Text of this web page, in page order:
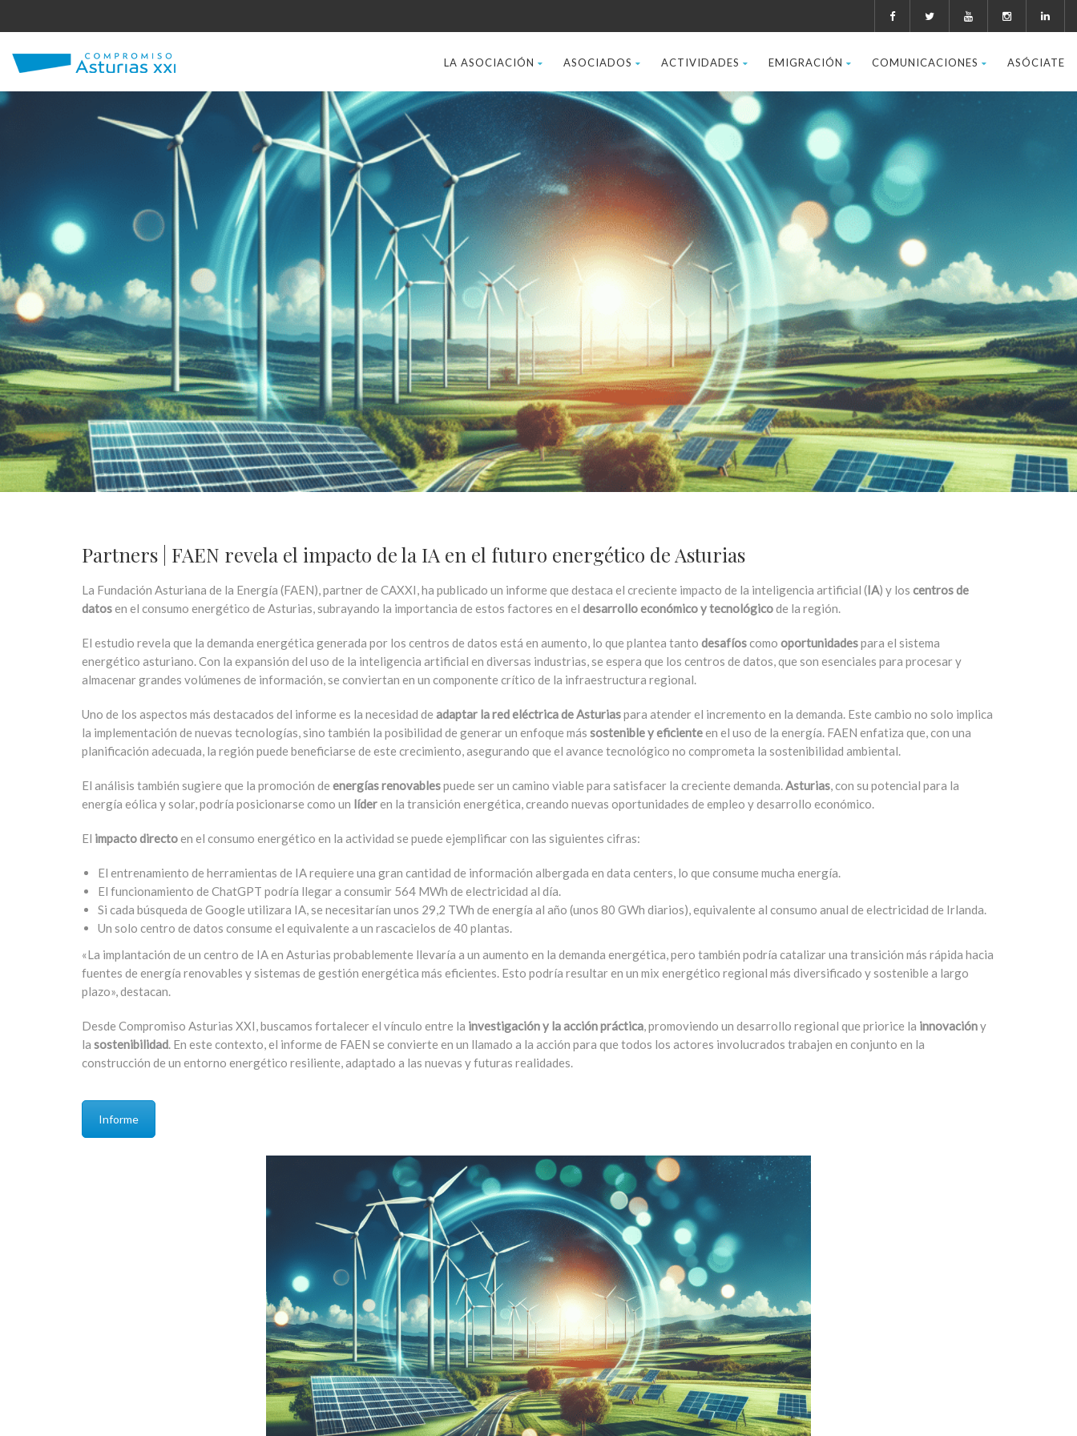
LA ASOCIACIÓN ASOCIADOS ACTIVIDADES EMIGRACIÓN COMUNICACIONES ASÓCIATE
Partners | FAEN revela el impacto de la IA en el futuro energético de Asturias
La Fundación Asturiana de la Energía (FAEN), partner de CAXXI, ha publicado un informe que destaca el creciente impacto de la inteligencia artificial (IA) y los centros de
datosen el consumo energético de Asturias, subrayando la importancia de estos factores en el desarrollo económico y tecnológicode la región.
El estudio revela que la demanda energética generada por los centros de datos está en aumento, lo que plantea tanto desafíoscomo oportunidadespara el sistema
energético asturiano. Con la expansión del uso de la inteligencia artificial en diversas industrias, se espera que los centros de datos, que son esenciales para procesar y
almacenar grandes volúmenes de información, se conviertan en un componente crítico de la infraestructura regional.
Uno de los aspectos más destacados del informe es la necesidad de adaptar la red eléctrica de Asturiaspara atender el incremento en la demanda. Este cambio no solo implica
la implementación de nuevas tecnologías, sino también la posibilidad de generar un enfoque más sostenibley eficienteen el uso de la energía. FAEN enfatiza que, con una
planificación adecuada, la región puede beneficiarse de este crecimiento, asegurando que el avance tecnológico no comprometa la sostenibilidad ambiental.
El análisis también sugiere que la promoción de energías renovablespuede ser un camino viable para satisfacer la creciente demanda.Asturias, con su potencial para la
energía eólica y solar, podría posicionarse como un líderen la transición energética, creando nuevas oportunidades de empleo y desarrollo económico.
El impacto directoen el consumo energético en la actividad se puede ejemplificar con las siguientes cifras:
El entrenamiento de herramientas de IA requiere una gran cantidad de información albergada en data centers, lo que consume mucha energía.
El funcionamiento de ChatGPT podría llegar a consumir 564 MWh de electricidad al día.
Si cada búsqueda de Google utilizara IA, se necesitarían unos 29,2 TWh de energía al año (unos 80 GWh diarios), equivalente al consumo anual de electricidad de Irlanda.
Un solo centro de datos consume el equivalente a un rascacielos de 40 plantas.
«La implantación de un centro de IA en Asturias probablemente llevaría a un aumento en la demanda energética, pero también podría catalizar una transición más rápida hacia
fuentes de energía renovables y sistemas de gestión energética más eficientes. Esto podría resultar en un mix energético regional más diversificado y sostenible a largo
plazo», destacan.
Desde Compromiso Asturias XXI, buscamos fortalecer el vínculo entre la investigación y la acción práctica, promoviendo un desarrollo regional que priorice la innovacióny
la sostenibilidad. En este contexto, el informe de FAEN se convierte en un llamado a la acción para que todos los actores involucrados trabajen en conjunto en la
construcción de un entorno energético resiliente, adaptado a las nuevas y futuras realidades.
Informe